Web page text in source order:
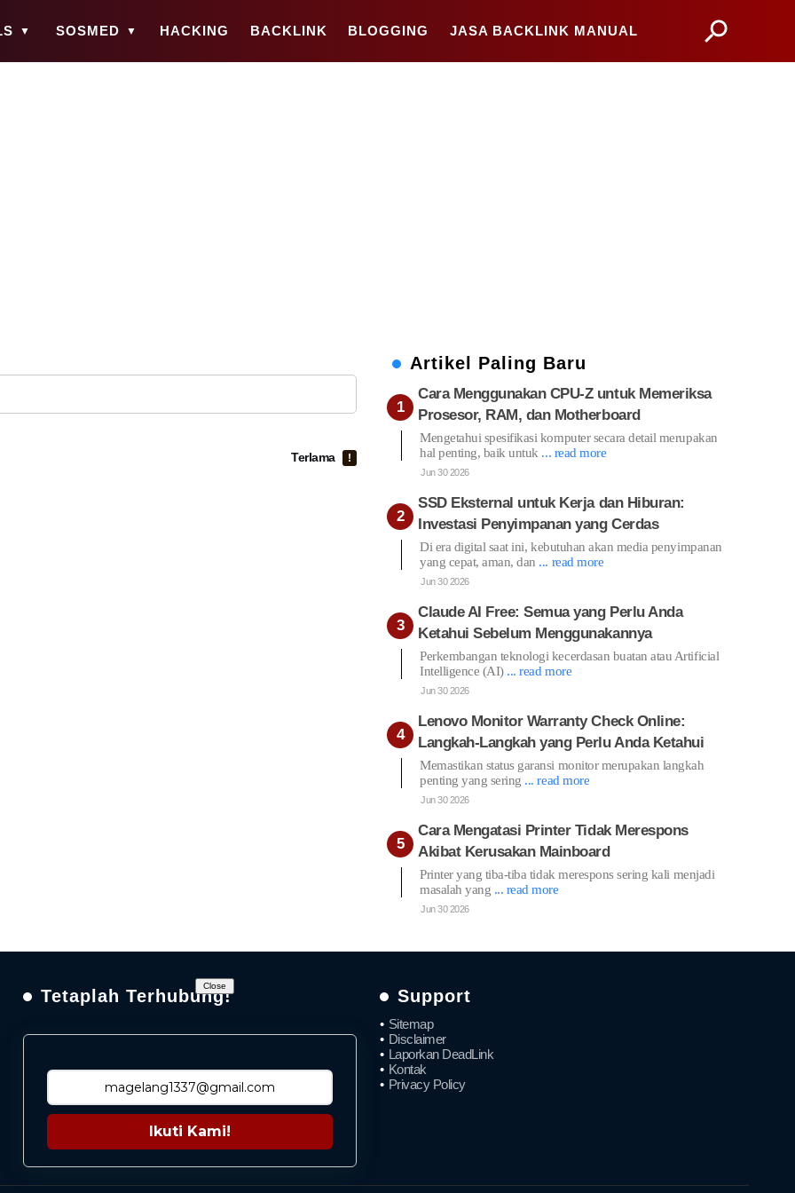
SOSMED HACKING BACKLINK BLOGGING JASA BACKLINK MANUAL
Terlama
Artikel Paling Baru
Cara Menggunakan CPU-Z untuk Memeriksa
Prosesor, RAM, dan Motherboard
Mengetahui spesifikasi komputer secara detail merupakan
hal penting, baik untuk ... read more
Jun 30 2026
SSD Eksternal untuk Kerja dan Hiburan:
Investasi Penyimpanan yang Cerdas
Di era digital saat ini, kebutuhan akan media penyimpanan
yang cepat, aman, dan ... read more
Jun 30 2026
Claude AI Free: Semua yang Perlu Anda
Ketahui Sebelum Menggunakannya
Perkembangan teknologi kecerdasan buatan atau Artificial
Intelligence (AI) ... read more
Jun 30 2026
Lenovo Monitor Warranty Check Online:
Langkah-Langkah yang Perlu Anda Ketahui
Memastikan status garansi monitor merupakan langkah
penting yang sering ... read more
Jun 30 2026
Cara Mengatasi Printer Tidak Merespons
Akibat Kerusakan Mainboard
Printer yang tiba-tiba tidak merespons sering kali menjadi
masalah yang ... read more
Jun 30 2026
Tetaplah Terhubung!
Ikuti Kami!
Support
Sitemap
Disclaimer
Laporkan DeadLink
Kontak
Privacy Policy
Close